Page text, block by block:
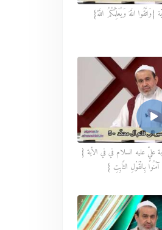
اللَّهَ وَيُعَلِّمُكُمُ اللَّهُ}
عليٍّ عليه السلام في في الأية {
بِالْقَوْلِ الثَّابِتِ }